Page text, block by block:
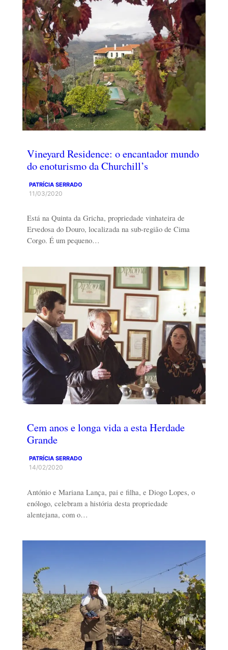
Vineyard Residence: o encantador mundo
do enoturismo da Churchill’s
PATRÍCIA SERRADO
11/03/2020
Está na Quinta da Gricha, propriedade vinhateira de
Ervedosa do Douro, localizada na sub-região de Cima
Corgo. É um pequeno…
Cem anos e longa vida a esta Herdade
Grande
PATRÍCIA SERRADO
14/02/2020
António e Mariana Lança, pai e filha, e Diogo Lopes, o
enólogo, celebram a história desta propriedade
alentejana, com o…